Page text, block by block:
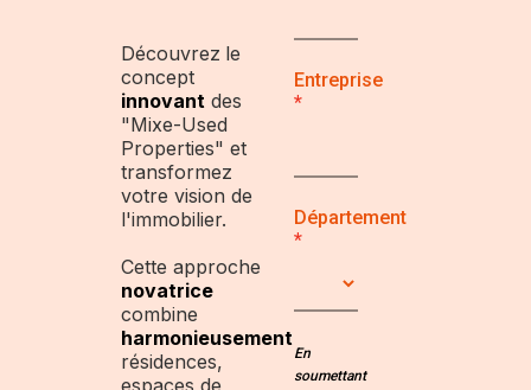
Découvrez le
concept
innovantdes
"Mixe-Used
Properties" et
transformez
votre vision de
l'immobilier.
Cette approche
novatrice
combine
harmonieusement
résidences,
Entreprise
Département
En
soumettant